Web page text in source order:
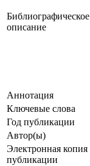
Библиографическое
описание
Аннотация
Ключевые cлова
Год публикации
Автор(ы)
Электронная копия
публикации